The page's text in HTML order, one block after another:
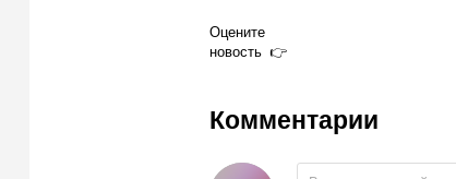
Оцените
новость
Комментарии